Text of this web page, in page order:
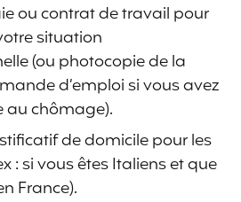
ou contrat de travail pour
situation
(ou photocopie de la
d’emploi si vous avez
au chômage).
de domicile pour les
: si vous êtes Italiens et que
France).